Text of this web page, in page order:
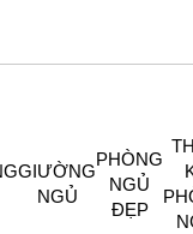
GIƯỜNG
NGỦ
PHÒNG
NGỦ
ĐẸP